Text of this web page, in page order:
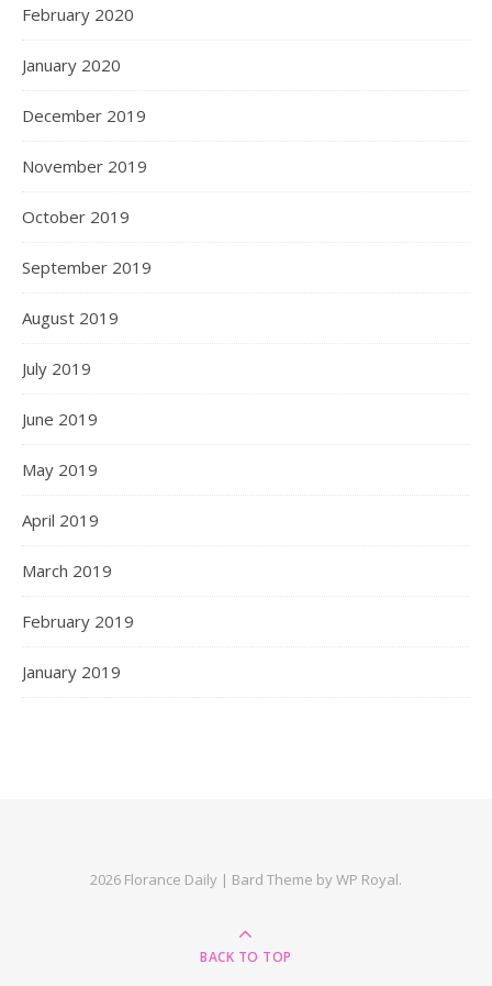
February 2020
January 2020
December 2019
November 2019
October 2019
September 2019
August 2019
July 2019
June 2019
May 2019
April 2019
March 2019
February 2019
January 2019
2026 Florance Daily | Bard Theme byWP Royal.
BACK TO TOP